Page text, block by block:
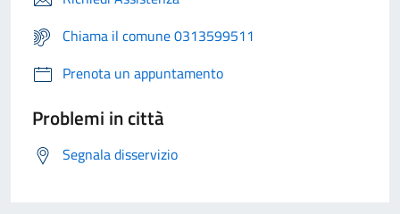
Chiama il comune 0313599511
Prenota un appuntamento
Problemi in città
Segnala disservizio